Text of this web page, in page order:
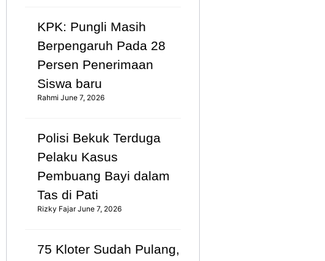
KPK: Pungli Masih
Berpengaruh Pada 28
Persen Penerimaan
Siswa baru
RahmiJune 7, 2026
Polisi Bekuk Terduga
Pelaku Kasus
Pembuang Bayi dalam
Tas di Pati
Rizky FajarJune 7, 2026
75 Kloter Sudah Pulang,